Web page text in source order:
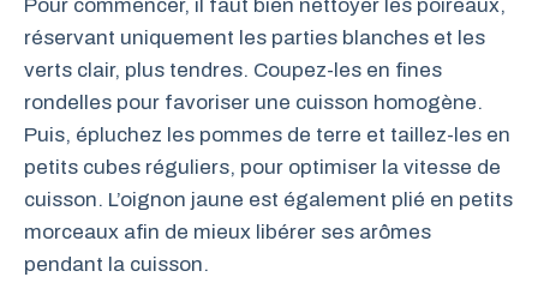
Pour commencer, il faut bien nettoyer les poireaux,
réservant uniquement les parties blanches et les
verts clair, plus tendres. Coupez-les en fines
rondelles pour favoriser une cuisson homogène.
Puis, épluchez les pommes de terre et taillez-les en
petits cubes réguliers, pour optimiser la vitesse de
cuisson. L’oignon jaune est également plié en petits
morceaux afin de mieux libérer ses arômes
pendant la cuisson.